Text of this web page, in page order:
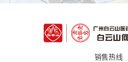
销售热线